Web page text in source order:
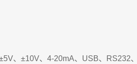
、±10V、4-20mA、USB、RS232、